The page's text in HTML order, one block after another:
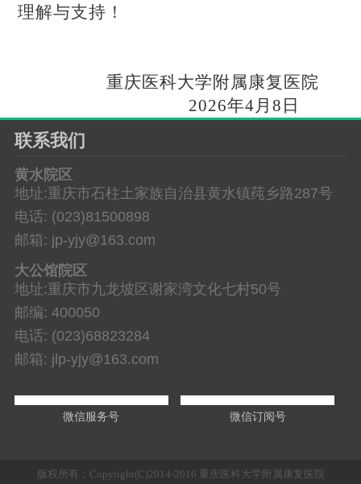
理解与支持！
重庆医科大学附属康复医院
2026年4月8日
联系我们
黄水院区
地址:重庆市石柱土家族自治县黄水镇莼乡路287号
电话: (023)81500898
邮箱: jp-yjy@163.com
大公馆院区
地址:重庆市九龙坡区谢家湾文化七村50号
邮编: 400050
电话: (023)68823284
邮箱: jlp-yjy@163.com
微信服务号 微信订阅号
版权所有：Copyright(C)2014-2016 重庆医科大学附属康复医院